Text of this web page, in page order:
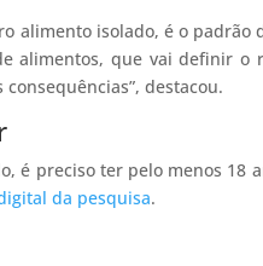
alimento isolado, é o
alimentos, que vai definir o
destacou.
é preciso ter pelo menos 18
da pesquisa.